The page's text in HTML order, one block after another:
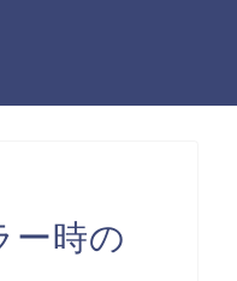
ー時の